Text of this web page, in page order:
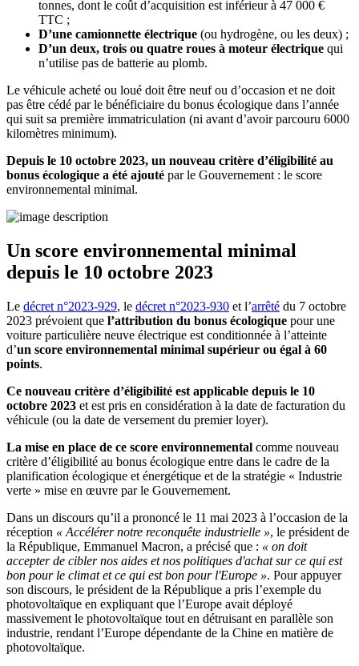
tonnes, dont le coût d’acquisition est inférieur à 47 000 €
TTC ;
D’une camionnette électrique (ou hydrogène, ou les deux) ;
D’un deux, trois ou quatre roues à moteur électrique qui
n’utilise pas de batterie au plomb.
Le véhicule acheté ou loué doit être neuf ou d’occasion et ne doit
pas être cédé par le bénéficiaire du bonus écologique dans l’année
qui suit sa première immatriculation (ni avant d’avoir parcouru 6000
kilomètres minimum).
Depuis le 10 octobre 2023, un nouveau critère d’éligibilité au
bonus écologique a été ajouté par le Gouvernement : le score
environnemental minimal.
Un score environnemental minimal
depuis le 10 octobre 2023
Le décret n°2023-929, le décret n°2023-930 et l’arrêté du 7 octobre
2023 prévoient que l’attribution du bonus écologique pour une
voiture particulière neuve électrique est conditionnée à l’atteinte
d’un score environnemental minimal supérieur ou égal à 60
points.
Ce nouveau critère d’éligibilité est applicable depuis le 10
octobre 2023 et est pris en considération à la date de facturation du
véhicule (ou la date de versement du premier loyer).
La mise en place de ce score environnemental comme nouveau
critère d’éligibilité au bonus écologique entre dans le cadre de la
planification écologique et énergétique et de la stratégie « Industrie
verte » mise en œuvre par le Gouvernement.
Dans un discours qu’il a prononcé le 11 mai 2023 à l’occasion de la
réception « Accélérer notre reconquête industrielle », le président de
la République, Emmanuel Macron, a précisé que : « on doit
accepter de cibler nos aides et nos politiques d'achat sur ce qui est
bon pour le climat et ce qui est bon pour l'Europe ». Pour appuyer
son discours, le président de la République a pris l’exemple du
photovoltaïque en expliquant que l’Europe avait déployé
massivement le photovoltaïque tout en détruisant en parallèle son
industrie, rendant l’Europe dépendante de la Chine en matière de
photovoltaïque.